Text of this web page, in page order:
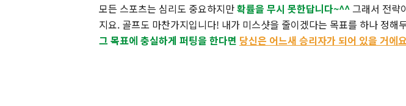
모든 스포츠는 심리도 중요하지만확률을 무시 못한답니다~^^ 그래서 전략
지요. 골프도 마찬가지입니다! 내가 미스샷을 줄이겠다는 목표를 하나 정해
그 목표에 충실하게 퍼팅을 한다면 당신은 어느새 승리자가 되어 있을 거에